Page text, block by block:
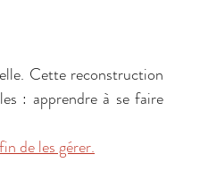
Cette reconstruction
: apprendre à se faire
de les gérer.